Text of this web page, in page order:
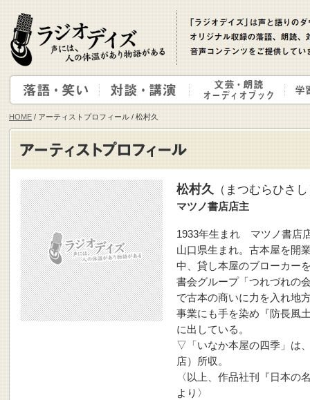
HOME / アーティストプロフィール / 松村久
松村久（まつむらひさし
マツノ書店店主
1933年生まれ マツノ書店
山口県生まれ。古本屋を開
中、貸し本屋のブローカー
書会グループ「つれづれの
で古本の商いに力を入れ地
事業にも手を染め『防長風
に出している。
▽「いなか本屋の四季」は
店）所収。
〈以上、作品社刊『日本
より〉